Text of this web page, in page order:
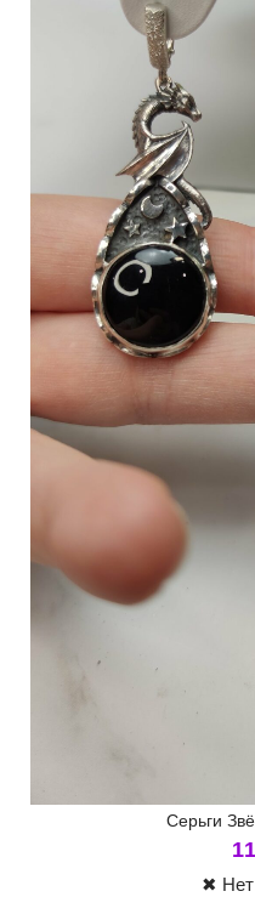
Серьги
✖ Нет